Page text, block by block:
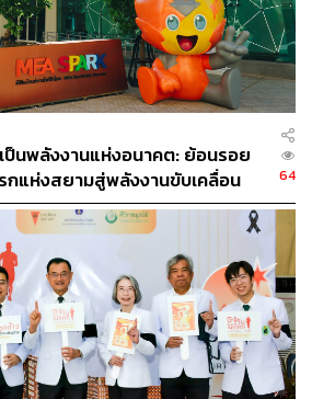
มเห็นการเติบโตในทุกๆ ด้านของ
ใหญ่ขึ้น จากโรงพยาบาลที่มีเพียงไม่
ยไปมาก เรามีโรงพยาบาลศิริราชปิย
วนของอาคารเฉลิมพระเกียรติ 80
ละอื่นๆ นอกจากนั้นยังมีการขยายศูนย์
งอายุศิริราชไปที่จังหวัดสมุทรสาคร
าญจนาภิเษกที่ศาลายา แล้วเราก็มี
ศูนย์บริการสุขภาพครบวงจรที่เพิ่ง
ดียวกันจำนวนบุคลากรในยุคที่ผมเป็น
กิน 8,000 คน แต่ตอนนี้เรามีบุคลากร
ที่เล่าไปกว่า 20,000 คน รวมถึง
เพิ่มขึ้นตามลำดับ
ป็นพลังงานแห่งอนาคต: ย้อนรอย
กแห่งสยามสู่พลังงานขับเคลื่อน
64